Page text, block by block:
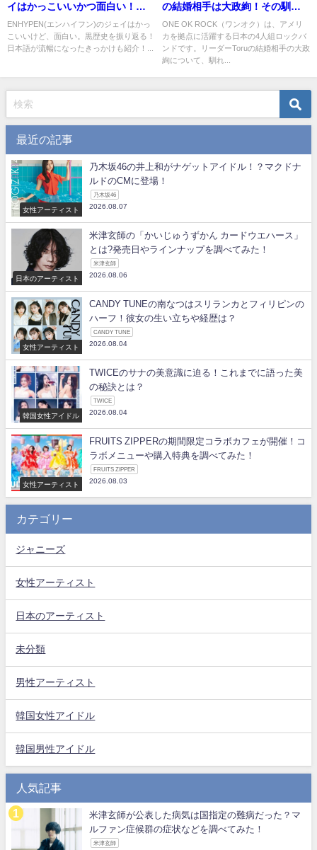
イはかっこいいかつ面白い！
様々な名言と黒歴史をチェック
してみた！
ENHYPEN(エンハイフン)のジェイはかっ
こいいけど、面白い。黒歴史を振り返る！
日本語が流暢になったきっかけも紹介！...
の結婚相手は大政絢！その馴れ
初めが気になる！
ONE OK ROCK（ワンオク）は、アメリ
カを拠点に活躍する日本の4人組ロックバ
ンドです。リーダーToruの結婚相手の大政
絢について、馴れ...
最近の記事
女性アーティスト
乃木坂46の井上和がナゲットアイドル！？マクドナ
ルドのCMに登場！
乃木坂46
2026.08.07
日本のアーティスト
米津玄師の「かいじゅうずかん カードウエハース」
とは?発売日やラインナップを調べてみた！
米津玄師
2026.08.06
女性アーティスト
CANDY TUNEの南なつはスリランカとフィリピンの
ハーフ！彼女の生い立ちや経歴は？
CANDY TUNE
2026.08.04
韓国女性アイドル
TWICEのサナの美意識に迫る！これまでに語った美
の秘訣とは？
TWICE
2026.08.04
女性アーティスト
FRUITS ZIPPERの期間限定コラボカフェが開催！コ
ラボメニューや購入特典を調べてみた！
FRUITS ZIPPER
2026.08.03
カテゴリー
ジャニーズ
女性アーティスト
日本のアーティスト
未分類
男性アーティスト
韓国女性アイドル
韓国男性アイドル
人気記事
米津玄師が公表した病気は国指定の難病だった？マ
ルファン症候群の症状などを調べてみた！
米津玄師